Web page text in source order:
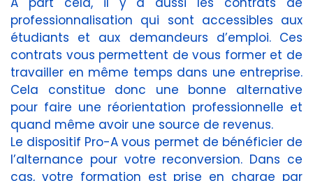
professionnalisation qui sont accessibles aux
étudiants et aux demandeurs d’emploi. Ces
contrats vous permettent de vous former et de
travailler en même temps dans une entreprise.
Cela constitue donc une bonne alternative
pour faire une réorientation professionnelle et
quand même avoir une source de revenus.
Le dispositif Pro-A vous permet de bénéficier de
l’alternance pour votre reconversion. Dans ce
cas, votre formation est prise en charge par